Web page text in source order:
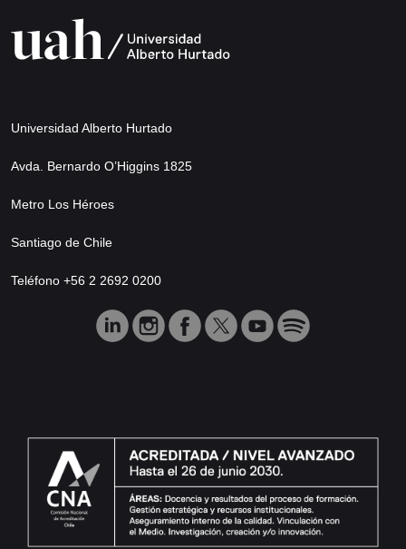
Universidad Alberto Hurtado
Avda. Bernardo O’Higgins 1825
Metro Los Héroes
Santiago de Chile
Teléfono +56 2 2692 0200